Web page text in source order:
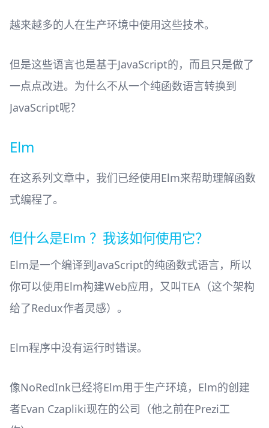
越来越多的人在生产环境中使用这些技术。
但是这些语言也是基于JavaScript的，而且只是做了
一点点改进。为什么不从一个纯函数语言转换到
JavaScript呢？
Elm
在这系列文章中，我们已经使用Elm来帮助理解函数
式编程了。
但什么是Elm ？我该如何使用它？
Elm是一个编译到JavaScript的纯函数式语言，所以
你可以使用Elm构建Web应用，又叫TEA（这个架构
给了Redux作者灵感）。
Elm程序中没有运行时错误。
像NoRedInk已经将Elm用于生产环境，Elm的创建
者Evan Czapliki现在的公司（他之前在Prezi工